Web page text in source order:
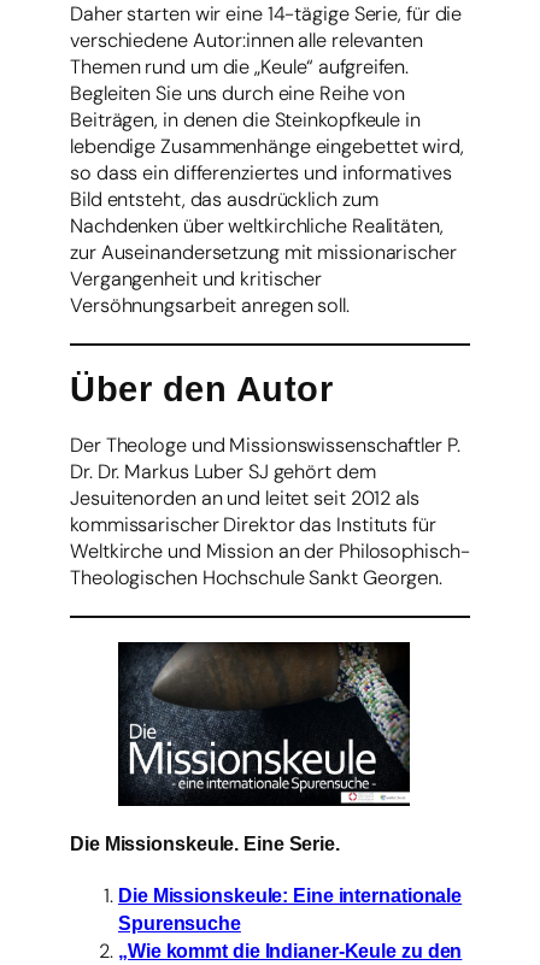
Daher starten wir eine 14-tägige Serie, für die
verschiedene Autor:innen alle relevanten
Themen rund um die „Keule“ aufgreifen.
Begleiten Sie uns durch eine Reihe von
Beiträgen, in denen die Steinkopfkeule in
lebendige Zusammenhänge eingebettet wird,
so dass ein differenziertes und informatives
Bild entsteht, das ausdrücklich zum
Nachdenken über weltkirchliche Realitäten,
zur Auseinandersetzung mit missionarischer
Vergangenheit und kritischer
Versöhnungsarbeit anregen soll.
Über den Autor
Der Theologe und Missionswissenschaftler P.
Dr. Dr. Markus Luber SJ gehört dem
Jesuitenorden an und leitet seit 2012 als
kommissarischer Direktor das Instituts für
Weltkirche und Mission an der Philosophisch-
Theologischen Hochschule Sankt Georgen.
Die Missionskeule. Eine Serie.
Die Missionskeule: Eine internationale
Spurensuche
„Wie kommt die Indianer-Keule zu den